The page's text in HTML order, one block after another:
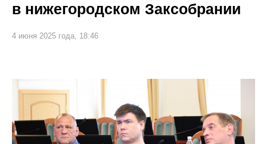
в нижегородском Заксобрании
4 июня 2025 года, 18:46